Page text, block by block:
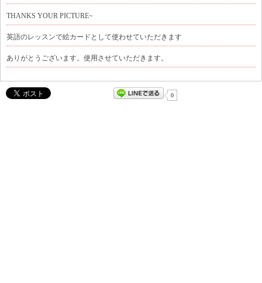
THANKS YOUR PICTURE~
英語のレッスンで絵カードとして使わせていただきます
ありがとうございます。使用させていただきます。
0